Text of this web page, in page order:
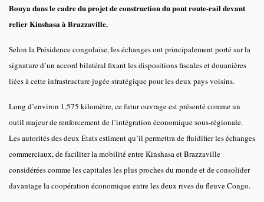
Bouya dans le cadre du projet de construction du pont route-rail devant
relier Kinshasa à Brazzaville.
Selon la Présidence congolaise, les échanges ont principalement porté sur la
signature d’un accord bilatéral fixant les dispositions fiscales et douanières
liées à cette infrastructure jugée stratégique pour les deux pays voisins.
Long d’environ 1,575 kilomètre, ce futur ouvrage est présenté comme un
outil majeur de renforcement de l’intégration économique sous-régionale.
Les autorités des deux États estiment qu’il permettra de fluidifier les échanges
commerciaux, de faciliter la mobilité entre Kinshasa et Brazzaville
considérées comme les capitales les plus proches du monde et de consolider
davantage la coopération économique entre les deux rives du fleuve Congo.